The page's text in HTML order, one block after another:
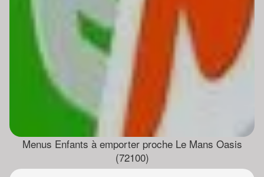
Menus Enfants à emporter proche Le Mans Oasis
(72100)